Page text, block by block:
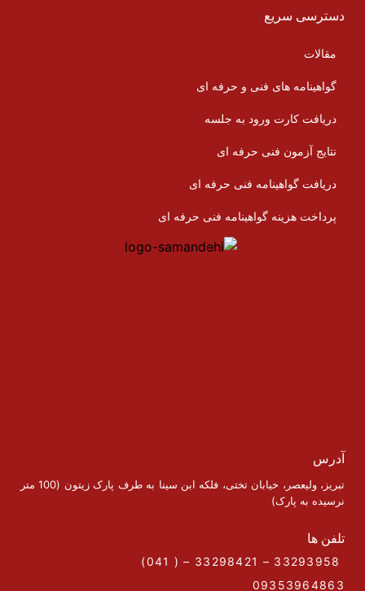
دسترسی سریع
مقالات
گواهینامه های فنی و حرفه ای
دریافت کارت ورود به جلسه
نتایج آزمون فنی حرفه ای
دریافت گواهینامه فنی حرفه ای
پرداخت هزینه گواهینامه فنی حرفه ای
آدرس
تبریز، ولیعصر، خیابان تختی، فلکه ابن سینا به طرف پارک زیتون (100 متر
نرسیده به پارک)
تلفن ها
09353964863